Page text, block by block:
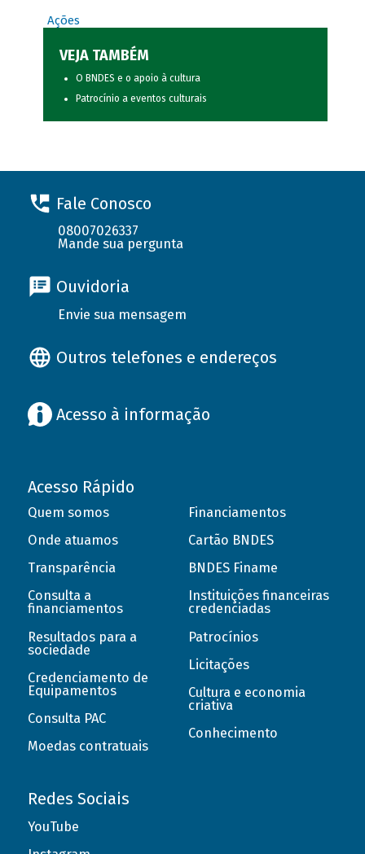
Ações
VEJA TAMBÉM
O BNDES e o apoio à cultura
Patrocínio a eventos culturais
Fale Conosco
08007026337
Mande sua pergunta
Ouvidoria
Envie sua mensagem
Outros telefones e endereços
Acesso à informação
Acesso Rápido
Quem somos
Onde atuamos
Transparência
Consulta a
financiamentos
Resultados para a
sociedade
Credenciamento de
Equipamentos
Consulta PAC
Moedas contratuais
Financiamentos
Cartão BNDES
BNDES Finame
Instituições financeiras
credenciadas
Patrocínios
Licitações
Cultura e economia
criativa
Conhecimento
Redes Sociais
YouTube